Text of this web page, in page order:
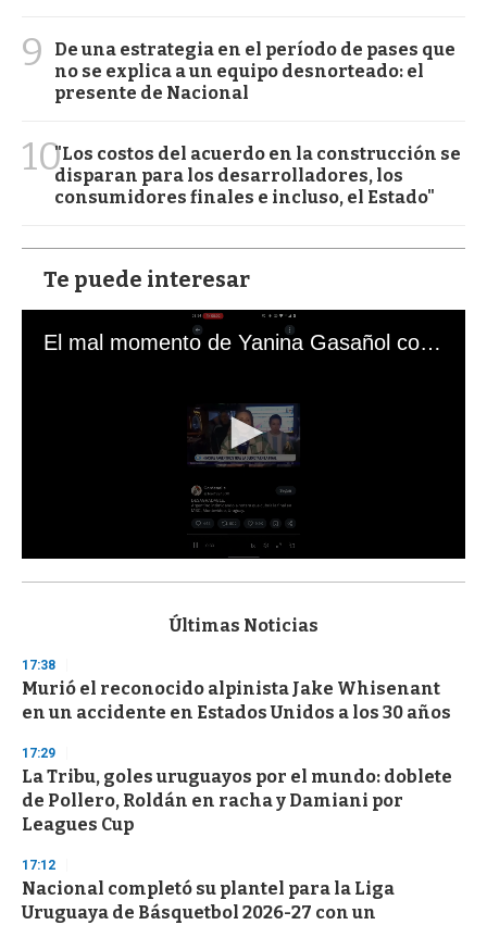
9
De una estrategia en el período de pases que
no se explica a un equipo desnorteado: el
presente de Nacional
10"Los costos del acuerdo en la construcción se
disparan para los desarrolladores, los
consumidores finales e incluso, el Estado"
Te puede interesar
El mal momento de Yanina Gasañol con un hincha argentino en "Subrayado"
s
d
s
o
f
3
s
e
c
o
d
s
Últimas Noticias
17:38
Murió el reconocido alpinista Jake Whisenant
en un accidente en Estados Unidos a los 30 años
17:29
La Tribu, goles uruguayos por el mundo: doblete
de Pollero, Roldán en racha y Damiani por
Leagues Cup
17:12
Nacional completó su plantel para la Liga
Uruguaya de Básquetbol 2026-27 con un